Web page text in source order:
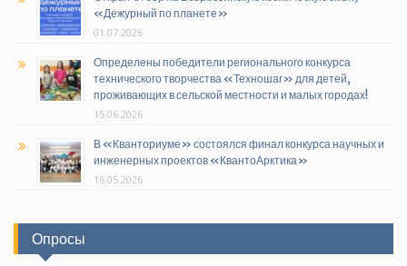
«Дежурный по планете»
01.07.2026
Определены победители регионального конкурса
технического творчества «Техношаг» для детей,
проживающих в сельской местности и малых городах!
15.06.2026
В «Кванториуме» состоялся финал конкурса научных и
инженерных проектов «КвантоАрктика»
16.05.2026
Опросы